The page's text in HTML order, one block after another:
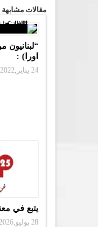
مقالات مشابهة
“لبنانيون
اورا) :
24 يناير,2022
يتبع في
28 يوليو,2026